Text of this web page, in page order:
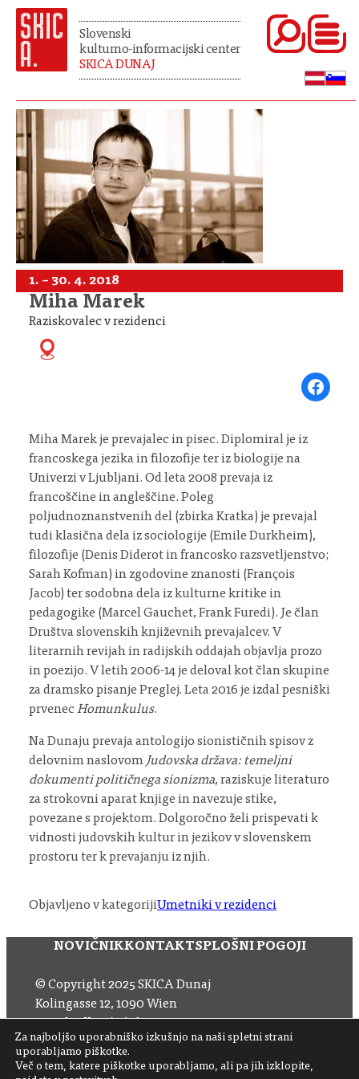
Slovenski
kulturno-informacijski center
SKICA DUNAJ
1. – 30. 4. 2018
Miha Marek
Raziskovalec v rezidenci
Share on
Miha Marek je prevajalec in pisec. Diplomiral je iz
francoskega jezika in filozofije ter iz biologije na
Univerzi v Ljubljani. Od leta 2008 prevaja iz
francoščine in angleščine. Poleg
poljudnoznanstvenih del (zbirka Kratka) je prevajal
tudi klasična dela iz sociologije (Emile Durkheim),
filozofije (Denis Diderot in francosko razsvetljenstvo;
Sarah Kofman) in zgodovine znanosti (François
Jacob) ter sodobna dela iz kulturne kritike in
pedagogike (Marcel Gauchet, Frank Furedi). Je član
Društva slovenskih književnih prevajalcev. V
literarnih revijah in radijskih oddajah objavlja prozo
in poezijo. V letih 2006-14 je deloval kot član skupine
za dramsko pisanje Preglej. Leta 2016 je izdal pesniški
prvenec Homunkulus.
Na Dunaju prevaja antologijo sionističnih spisov z
delovnim naslovom Judovska država: temeljni
dokumenti političnega sionizma, raziskuje literaturo
za strokovni aparat knjige in navezuje stike,
povezane s projektom. Dolgoročno želi prispevati k
vidnosti judovskih kultur in jezikov v slovenskem
prostoru ter k prevajanju iz njih.
Objavljeno v kategorijiUmetniki v rezidenci
Za najboljšo uporabniško izkušnjo na naši spletni strani
uporabljamo piškotke.
Več o tem, katere piškotke uporabljamo, ali pa jih izklopite,
NOVIČNIKKONTAKTSPLOŠNI POGOJI
© Copyright 2025 SKICA Dunaj
Kolingasse 12, 1090 Wien
Email: office (at) skica.at
Tel+43 1 319 11 60 33